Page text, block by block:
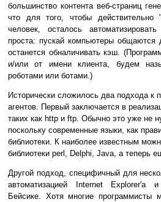
большинство контента веб-страниц
что для того, чтобы
человек, осталось
проста: пускай компьютеры общаются
останется обналичивать кэш.
и/или от имени клиента, будем
роботами или ботами.)
Исторически сложилось два подхода к
агентов. Первый заключается в
таких как http и ftp. Обычно это уже не
поскольку современные языки, как
библиотеки. К наиболее известным
библиотеки perl, Delphi, Java, а теперь
Другой подход, специфичный для
автоматизацией Internet Explorer'a
Бейсике. Хотя многие программисты